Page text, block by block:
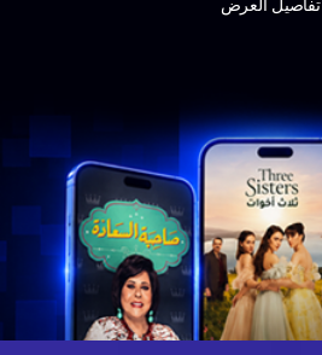
تفاصيل العرض